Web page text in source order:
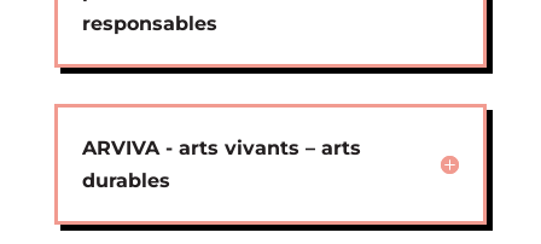
responsables
ARVIVA - arts vivants – arts
durables